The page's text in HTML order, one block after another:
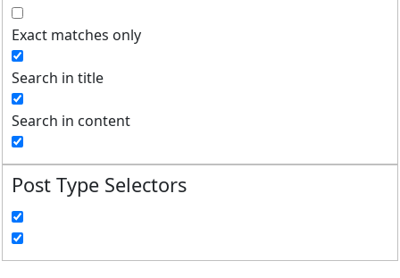
Exact matches only
Search in title
Search in content
Post Type Selectors